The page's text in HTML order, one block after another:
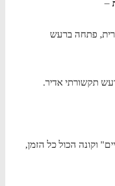
–
פתחה ברעש
תקשורתי אדיר.
וקונה הכול כל הזמן,